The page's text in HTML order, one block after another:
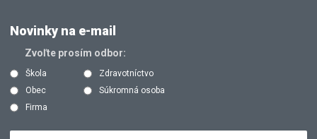
Novinky na e-mail
Zvoľte prosím odbor:
Škola
Zdravotníctvo
Obec
Súkromná osoba
Firma